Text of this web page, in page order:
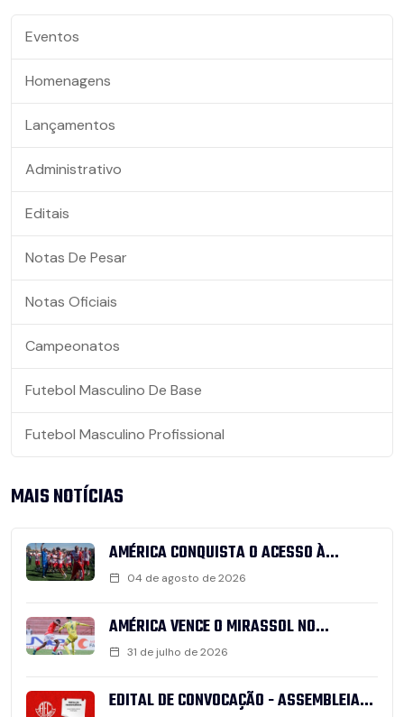
Eventos
Homenagens
Lançamentos
Administrativo
Editais
Notas De Pesar
Notas Oficiais
Campeonatos
Futebol Masculino De Base
Futebol Masculino Profissional
MAIS NOTÍCIAS
AMÉRICA CONQUISTA O ACESSO À...
04 de agosto de 2026
AMÉRICA VENCE O MIRASSOL NO...
31 de julho de 2026
EDITAL DE CONVOCAÇÃO - ASSEMBLEIA...